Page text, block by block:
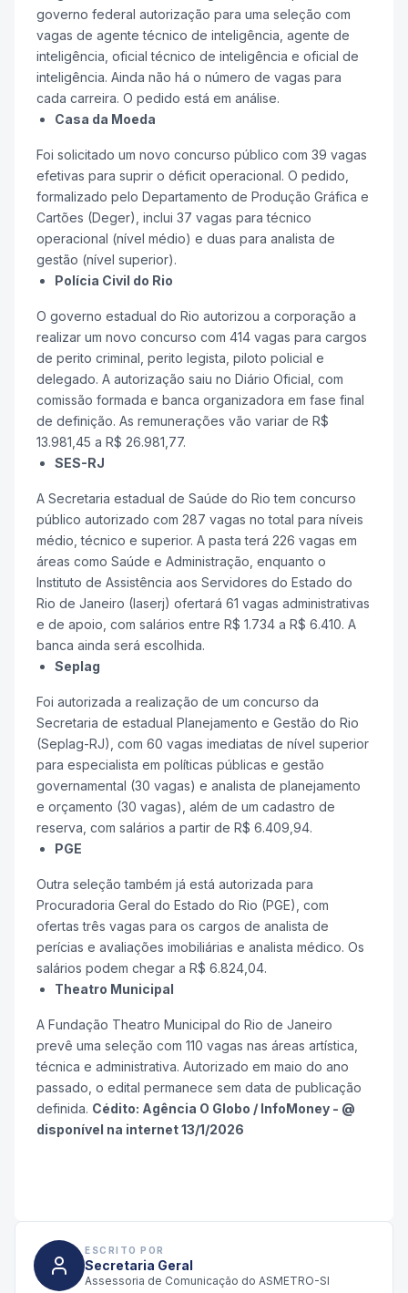
governo federal autorização para uma seleção com
vagas de agente técnico de inteligência, agente de
inteligência, oficial técnico de inteligência e oficial de
inteligência. Ainda não há o número de vagas para
cada carreira. O pedido está em análise.
Casa da Moeda
Foi solicitado um novo concurso público com 39 vagas
efetivas para suprir o déficit operacional. O pedido,
formalizado pelo Departamento de Produção Gráfica e
Cartões (Deger), inclui 37 vagas para técnico
operacional (nível médio) e duas para analista de
gestão (nível superior).
Polícia Civil do Rio
O governo estadual do Rio autorizou a corporação a
realizar um novo concurso com 414 vagas para cargos
de perito criminal, perito legista, piloto policial e
delegado. A autorização saiu no Diário Oficial, com
comissão formada e banca organizadora em fase final
de definição. As remunerações vão variar de R$
13.981,45 a R$ 26.981,77.
SES-RJ
A Secretaria estadual de Saúde do Rio tem concurso
público autorizado com 287 vagas no total para níveis
médio, técnico e superior. A pasta terá 226 vagas em
áreas como Saúde e Administração, enquanto o
Instituto de Assistência aos Servidores do Estado do
Rio de Janeiro (Iaserj) ofertará 61 vagas administrativas
e de apoio, com salários entre R$ 1.734 a R$ 6.410. A
banca ainda será escolhida.
Seplag
Foi autorizada a realização de um concurso da
Secretaria de estadual Planejamento e Gestão do Rio
(Seplag-RJ), com 60 vagas imediatas de nível superior
para especialista em políticas públicas e gestão
governamental (30 vagas) e analista de planejamento
e orçamento (30 vagas), além de um cadastro de
reserva, com salários a partir de R$ 6.409,94.
PGE
Outra seleção também já está autorizada para
Procuradoria Geral do Estado do Rio (PGE), com
ofertas três vagas para os cargos de analista de
perícias e avaliações imobiliárias e analista médico. Os
salários podem chegar a R$ 6.824,04.
Theatro Municipal
A Fundação Theatro Municipal do Rio de Janeiro
prevê uma seleção com 110 vagas nas áreas artística,
técnica e administrativa. Autorizado em maio do ano
passado, o edital permanece sem data de publicação
definida. Cédito: Agência O Globo / InfoMoney - @
disponível na internet 13/1/2026
ESCRITO POR
Secretaria Geral
Assessoria de Comunicação do ASMETRO-SI